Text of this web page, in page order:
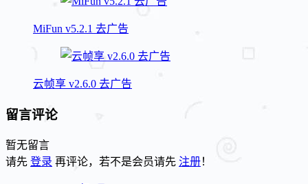
MiFun v5.2.1 去广告
云帧享 v2.6.0 去广告
留言评论
暂无留言
请先 登录 再评论，若不是会员请先 注册！